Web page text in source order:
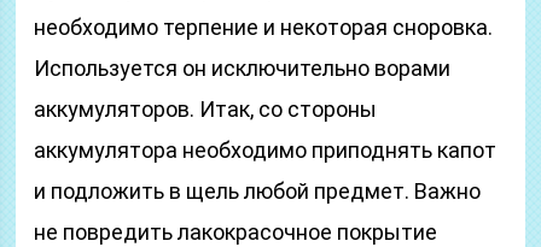
необходимо терпение и некоторая сноровка.
Используется он исключительно ворами
аккумуляторов. Итак, со стороны
аккумулятора необходимо приподнять капот
и подложить в щель любой предмет. Важно
не повредить лакокрасочное покрытие